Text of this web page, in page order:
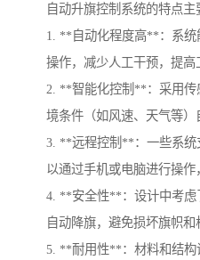
自动升旗控制系统的特点主
1. **自动化程度高**：系统
操作，减少人工干预，提高
2. **智能化控制**：采用传
境条件（如风速、天气等）
3. **远程控制**：一些系统
以通过手机或电脑进行操作
4. **安全性**：设计中考虑
自动降旗，避免损坏旗帜和
5. **耐用性**：材料和结构